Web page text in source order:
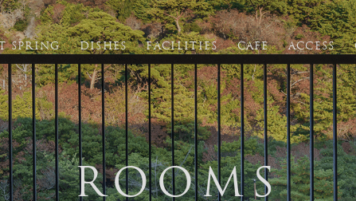
SPRING DISHES FACILITIES CAFE ACCESS
FACILITIES
館内施設
ROOMS